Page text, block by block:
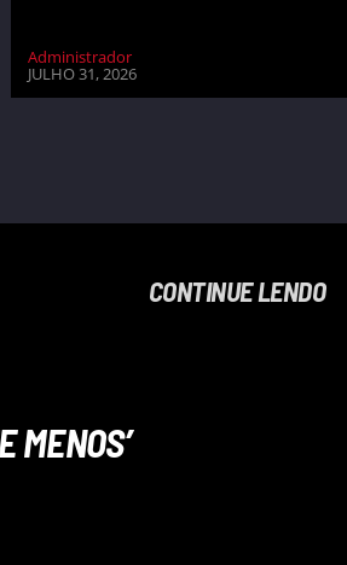
Administrador
JULHO 31, 2026
CONTINUE LENDO
MENOS’